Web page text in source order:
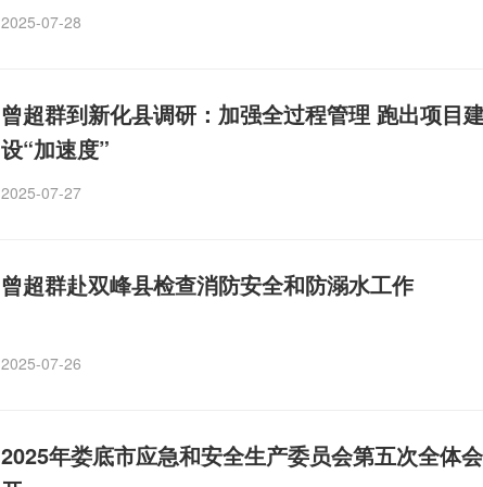
2025-07-28
曾超群到新化县调研：加强全过程管理 跑出项目
设“加速度”
2025-07-27
曾超群赴双峰县检查消防安全和防溺水工作
2025-07-26
2025年娄底市应急和安全生产委员会第五次全体